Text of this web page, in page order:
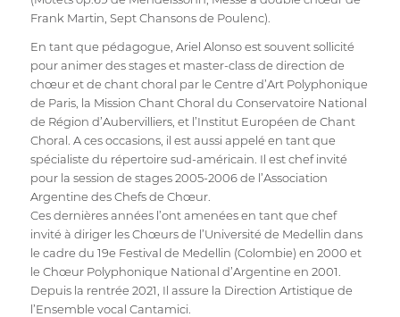
Frank Martin, Sept Chansons de Poulenc).
En tant que pédagogue, Ariel Alonso est souvent sollicité
pour animer des stages et master-class de direction de
chœur et de chant choral par le Centre d’Art Polyphonique
de Paris, la Mission Chant Choral du Conservatoire National
de Région d’Aubervilliers, et l’Institut Européen de Chant
Choral. A ces occasions, il est aussi appelé en tant que
spécialiste du répertoire sud-américain. Il est chef invité
pour la session de stages 2005-2006 de l’Association
Argentine des Chefs de Chœur.
Ces dernières années l’ont amenées en tant que chef
invité à diriger les Chœurs de l’Université de Medellin dans
le cadre du 19e Festival de Medellin (Colombie) en 2000 et
le Chœur Polyphonique National d’Argentine en 2001.
Depuis la rentrée 2021, Il assure la Direction Artistique de
l’Ensemble vocal Cantamici.